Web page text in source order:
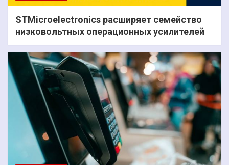
STMicroelectronics расширяет семейство
низковольтных операционных усилителей